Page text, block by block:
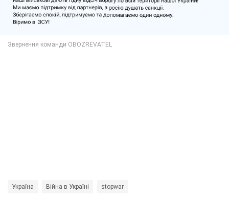
Україна Війна в Україні stopwar